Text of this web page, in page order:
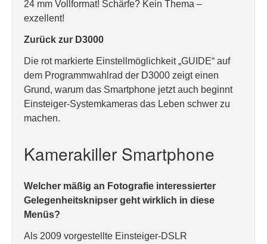
24 mm Vollformat! Schärfe? Kein Thema –
exzellent!
Zurück zur D3000
Die rot markierte Einstellmöglichkeit „GUIDE“ auf
dem Programmwahlrad der D3000 zeigt einen
Grund, warum das Smartphone jetzt auch beginnt
Einsteiger-Systemkameras das Leben schwer zu
machen.
Kamerakiller Smartphone
Welcher mäßig an Fotografie interessierter
Gelegenheitsknipser geht wirklich in diese
Menüs?
Als 2009 vorgestellte Einsteiger-DSLR